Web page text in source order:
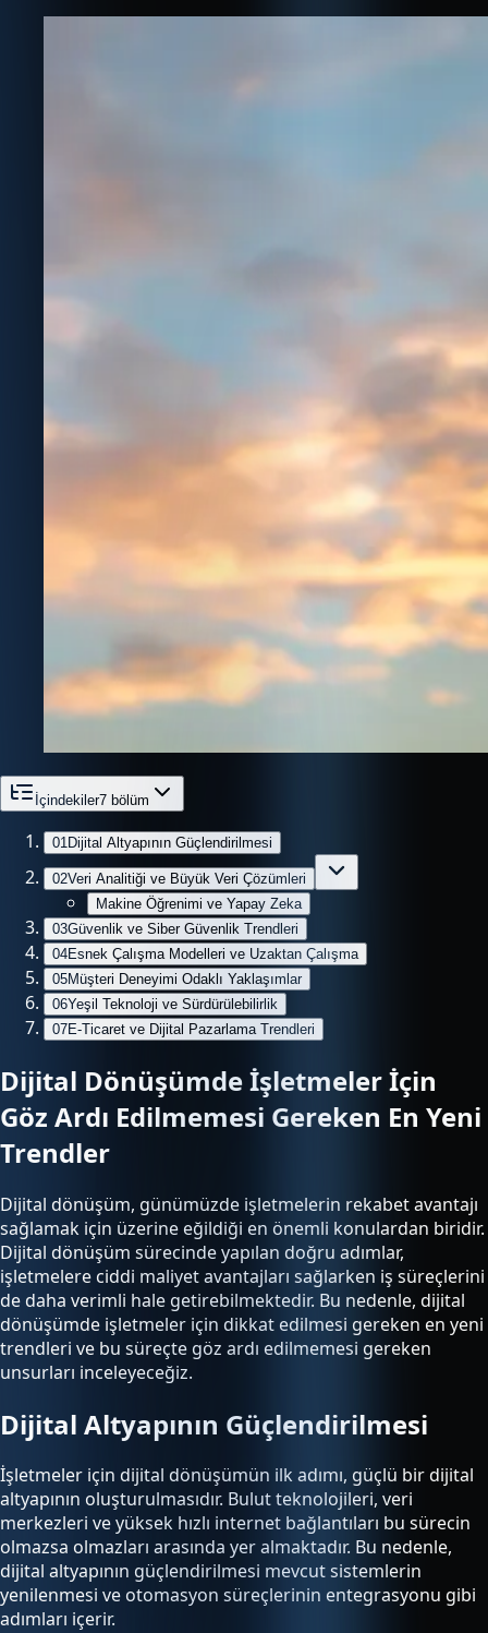
İçindekiler7 bölüm
01 Dijital Altyapının Güçlendirilmesi
02Veri Analitiği ve Büyük Veri Çözümleri
Makine Öğrenimi ve Yapay Zeka
03Güvenlik ve Siber Güvenlik Trendleri
04Esnek Çalışma Modelleri ve Uzaktan Çalışma
05Müşteri Deneyimi Odaklı Yaklaşımlar
06Yeşil Teknoloji ve Sürdürülebilirlik
07E-Ticaret ve Dijital Pazarlama Trendleri
Dijital Dönüşümde İşletmeler İçin
Göz Ardı Edilmemesi Gereken En Yeni
Trendler
Dijital dönüşüm, günümüzde işletmelerin rekabet avantajı
sağlamak için üzerine eğildiği en önemli konulardan biridir.
Dijital dönüşüm sürecinde yapılan doğru adımlar,
işletmelere ciddi maliyet avantajları sağlarken iş süreçlerini
de daha verimli hale getirebilmektedir. Bu nedenle, dijital
dönüşümde işletmeler için dikkat edilmesi gereken en yeni
trendleri ve bu süreçte göz ardı edilmemesi gereken
unsurları inceleyeceğiz.
Dijital Altyapının Güçlendirilmesi
İşletmeler için dijital dönüşümün ilk adımı, güçlü bir dijital
altyapının oluşturulmasıdır. Bulut teknolojileri, veri
merkezleri ve yüksek hızlı internet bağlantıları bu sürecin
olmazsa olmazları arasında yer almaktadır. Bu nedenle,
dijital altyapının güçlendirilmesi mevcut sistemlerin
yenilenmesi ve otomasyon süreçlerinin entegrasyonu gibi
adımları içerir.